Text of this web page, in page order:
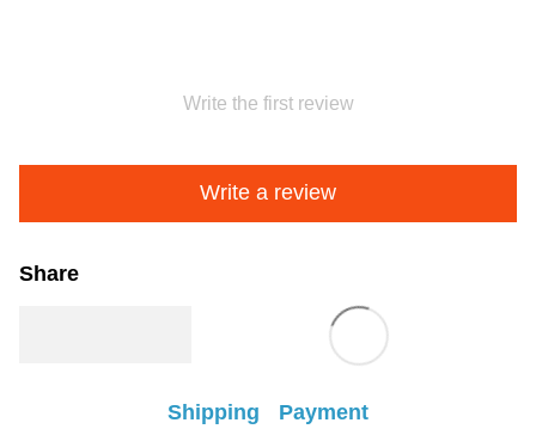
Write the first review
Write a review
Share
Shipping Payment